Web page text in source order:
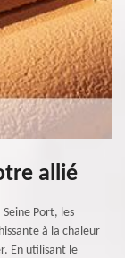
allié
Port, les
à la chaleur
En utilisant le